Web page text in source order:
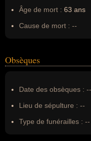
Âge de mort : 63 ans
Cause de mort : --
Obsèques
Date des obsèques : --
Lieu de sépulture : --
Type de funérailles : --